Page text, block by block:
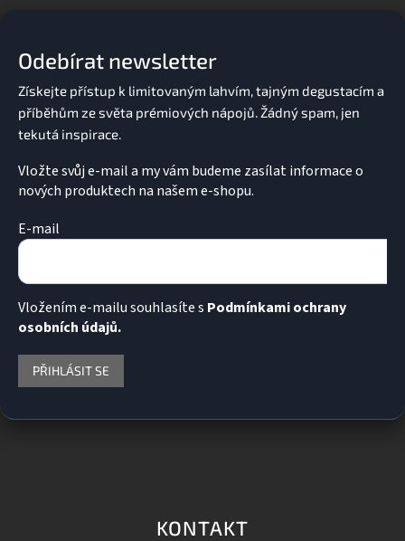
y
v
ý
p
u
Odebírat newsletter
Vložte svůj e-mail a my vám budeme zasílat informace o
nových produktech na našem e-shopu.
E-mail
Vložením e-mailu souhlasíte s Podmínkami ochrany
osobních údajů.
PŘIHLÁSIT SE
KONTAKT